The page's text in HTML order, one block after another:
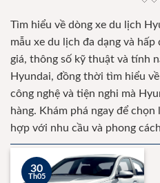
Tìm hiểu về dòng xe du lịch
mẫu xe du lịch đa dạng và
giá, thông số kỹ thuật và tính
Hyundai, đồng thời tìm hiểu
công nghệ và tiện nghi mà
hàng. Khám phá ngay để
hợp với nhu cầu và phong
30
Th05